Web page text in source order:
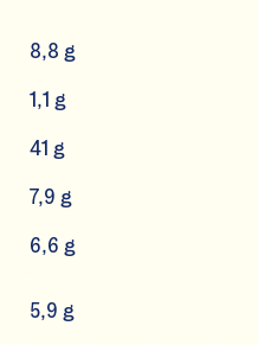
8,8 g
1,1 g
41 g
7,9 g
6,6 g
5,9 g